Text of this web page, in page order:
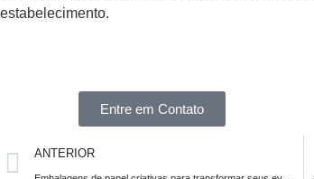
estabelecimento.
Entre em Contato
ANTERIOR